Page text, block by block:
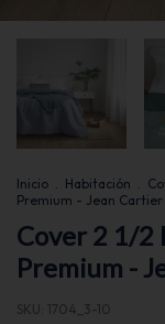
Inicio . Habitación .
Premium - Jean Cartier
Cover 2 1/2
Premium -
SKU: 1704_3-10